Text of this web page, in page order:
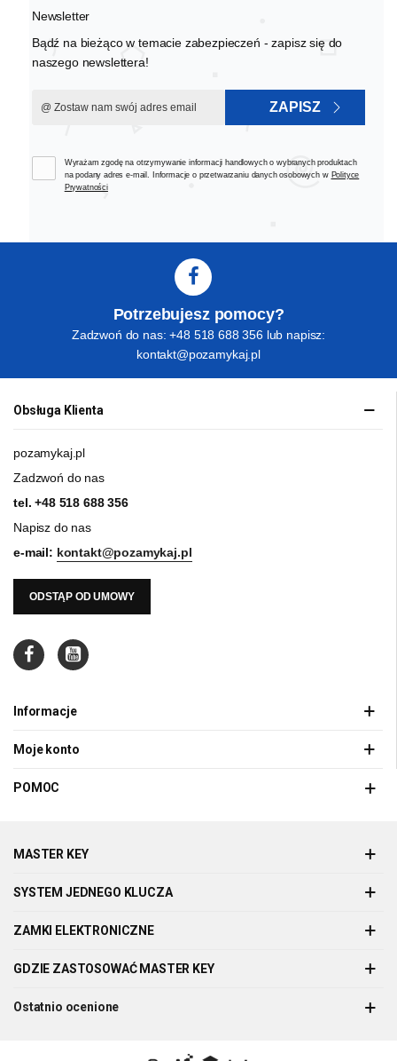
Newsletter
Bądź na bieżąco w temacie zabezpieczeń - zapisz się do
naszego newslettera!
ZAPISZ
Wyrażam zgodę na otrzymywanie informacji handlowych o wybranych produktach
na podany adres e-mail. Informacje o przetwarzaniu danych osobowych w Polityce
Prywatności
Potrzebujesz pomocy?
Zadzwoń do nas: +48 518 688 356 lub napisz:
kontakt@pozamykaj.pl
Obsługa Klienta
pozamykaj.pl
Zadzwoń do nas
tel.+48 518 688 356
Napisz do nas
e-mail: kontakt@pozamykaj.pl
ODSTĄP OD UMOWY
Informacje
Moje konto
POMOC
MASTER KEY
SYSTEM JEDNEGO KLUCZA
ZAMKI ELEKTRONICZNE
GDZIE ZASTOSOWAĆ MASTER KEY
Ostatnio ocenione